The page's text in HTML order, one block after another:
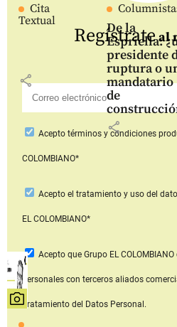
Cita
Textual
share
De la
Espriella:
presidente
ruptura o
mandatario
de
share
Regístrateal
Aceptotérminos y condiciones
COLOMBIANO*
Acepto el tratamiento y uso del
EL COLOMBIANO*
Acepto que Grupo EL COLOMBIANO
personales con terceros aliados
Tratamiento del Datos Personal.